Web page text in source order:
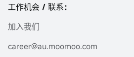
工作机会 / 联系：
加入我们
career@au.moomoo.com